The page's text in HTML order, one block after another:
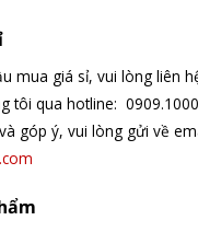
mua giá sỉ, vui lòng liên
tôi qua hotline:
góp ý, vui lòng gửi về